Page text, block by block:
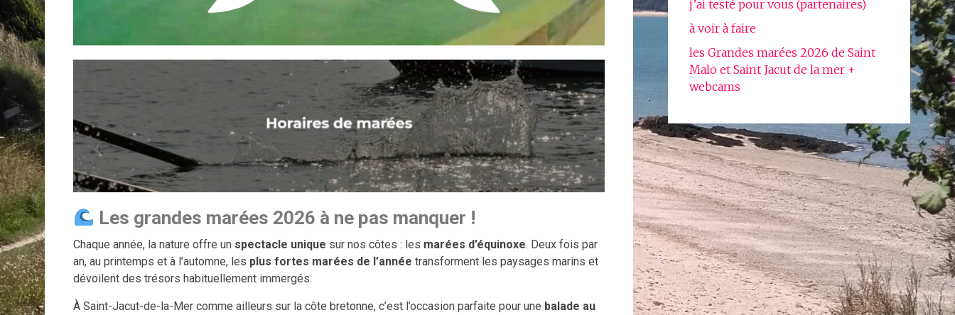
Les grandes marées 2026 à ne pas manquer !
Chaque année, la nature offre un spectacle unique sur nos côtes : les marées d’équinoxe. Deux fois par
an, au printemps et à l’automne, les plus fortes marées de l’année transforment les paysages marins et
dévoilent des trésors habituellement immergés.
À Saint-Jacut-de-la-Mer comme ailleurs sur la côte bretonne, c’est l’occasion parfaite pour une balade au
j’ai testé pour vous (partenaires)
à voir à faire
les Grandes marées 2026 de Saint
Malo et Saint Jacut de la mer +
webcams